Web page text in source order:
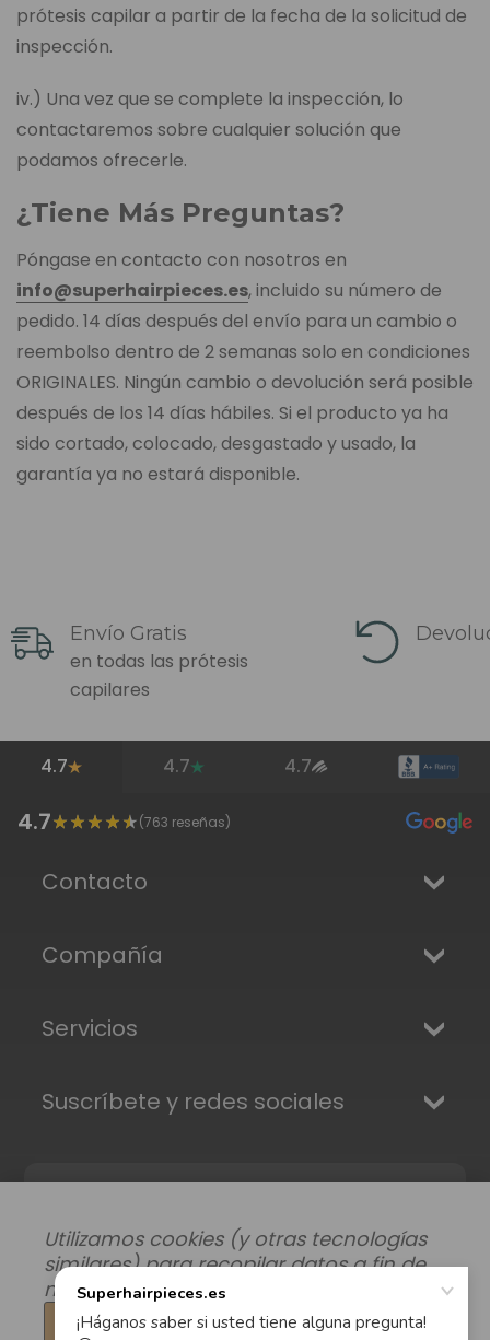
prótesis capilar a partir de la fecha de la solicitud de
inspección.
iv.) Una vez que se complete la inspección, lo
contactaremos sobre cualquier solución que
podamos ofrecerle.
¿Tiene Más Preguntas?
Póngase en contacto con nosotros en
info@superhairpieces.es, incluido su número de
pedido. 14 días después del envío para un cambio o
reembolso dentro de 2 semanas solo en condiciones
ORIGINALES. Ningún cambio o devolución será posible
después de los 14 días hábiles. Si el producto ya ha
sido cortado, colocado, desgastado y usado, la
garantía ya no estará disponible.
Envío Gratis
en todas las prótesis
capilares
4.7 4.7 4.7
4.7 (763 reseñas)
Contacto
Compañía
Servicios
Suscríbete y redes sociales
Utilizamos cookies (y otras tecnologías
similares) para recopilar datos a fin de
mejorar su experiencia de compra.
Configuración